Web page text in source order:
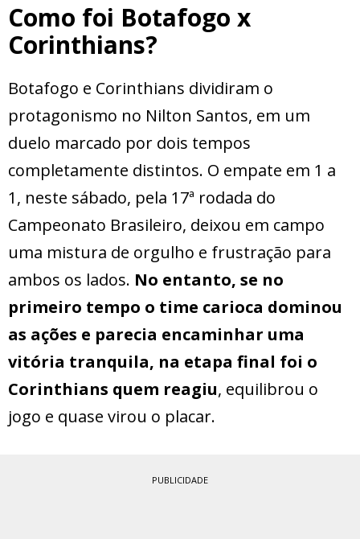
Como foi Botafogo x
Corinthians?
Botafogo e Corinthians dividiram o
protagonismo no Nilton Santos, em um
duelo marcado por dois tempos
completamente distintos. O empate em 1 a
1, neste sábado, pela 17ª rodada do
Campeonato Brasileiro, deixou em campo
uma mistura de orgulho e frustração para
ambos os lados. No entanto, se no
primeiro tempo o time carioca dominou
as ações e parecia encaminhar uma
vitória tranquila, na etapa final foi o
Corinthians quem reagiu, equilibrou o
jogo e quase virou o placar.
PUBLICIDADE